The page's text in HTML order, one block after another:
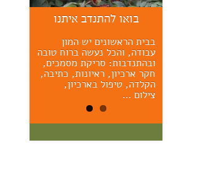
"חיבורים ברוח ובחומר",
איזבל שיר עדן
פתיחת תערוכה בגלריית בית
הראשונים – יום ששי הקרוב,
17/7, 11:00 אוצר: מרק יודל
בואו להתנדב איתנו
בבית הראשונים יש המון
עבודה, והכל נעשה ברוח טובה
ובהתנדבות: סריקת מסמכים,
חקר ארכיון, ראיונות, כתיבה,
הקלדה, טיפול בארכיון,
צילום …